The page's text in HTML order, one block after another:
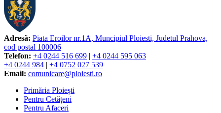
Adresă: Piata Eroilor nr.1A, Muncipiul Ploiesti, Judetul Prahova,
cod postal 100006
Telefon: +4 0244 516 699
+4 0244 595 063
+4 0244 984
+4 0752 027 539
Email: comunicare@ploiesti.ro
Primăria Ploiești
Pentru Cetățeni
Pentru Afaceri